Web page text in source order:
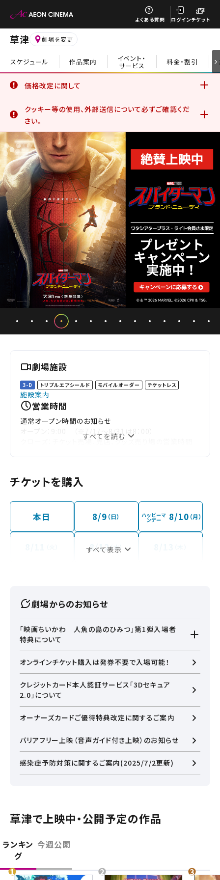
よくある質問 ログインチケット
草津 劇場を変更
スケジュール 作品案内 イベント・
サービス 料金・割引
価格改定に関して
格改定を実施いたしました。
詳細はこちら
クッキー等の使用、外部送信について必ずご確認くだ
さい。
イオンシネマ公式アプリをご利用のお客さま
公式アプリでは、サービスの利用状況分析やお客さまの体験
を向上させるためにクッキー等を使用しています。このままご
利用になる場合、クッキー等の使用に同意したことになりま
す。詳しくは、サイトポリシーをご覧ください。
詳細はこちら
劇場施設
3-D トリプルエアシールド モバイルオーダー チケットレス
施設案内
営業時間
通常オープン時間のお知らせ
オープン：9:00 （※7/17～8/31は8：00）
クローズ：チケット売場、売店、グッズ売り場の営業時間
イオンモール草津の専門店街の営業時間外においては、1
4階立体駐車場「セントラルコート入口」をご利用くださ
※繁忙期など、時間が変更になる場合もございます。
すべてを読む
チケットを購入
本日 8/9 （日） ハッピーマ
ンデー 8/10 （月）
8/12（水）
すべて表示
劇場からのお知らせ
「映画ちいかわ 人魚の島のひみつ」第1弾入場者
特典について
弾入場者特典『チャームミニフィギュア』の配布は終了とな
りました。
予めご了承くださいませ。
オンラインチケット購入は発券不要で入場可能！
クレジットカード本人認証サービス「3Dセキュア
2.0」について
オーナーズカードご優待特典改定に関するご案内
バリアフリー上映（音声ガイド付き上映）のお知らせ
感染症予防対策に関するご案内(2025/7/2更新)
草津で上映中・公開予定の作品
ランキン
グ
今週公開
閉じる
閉じる